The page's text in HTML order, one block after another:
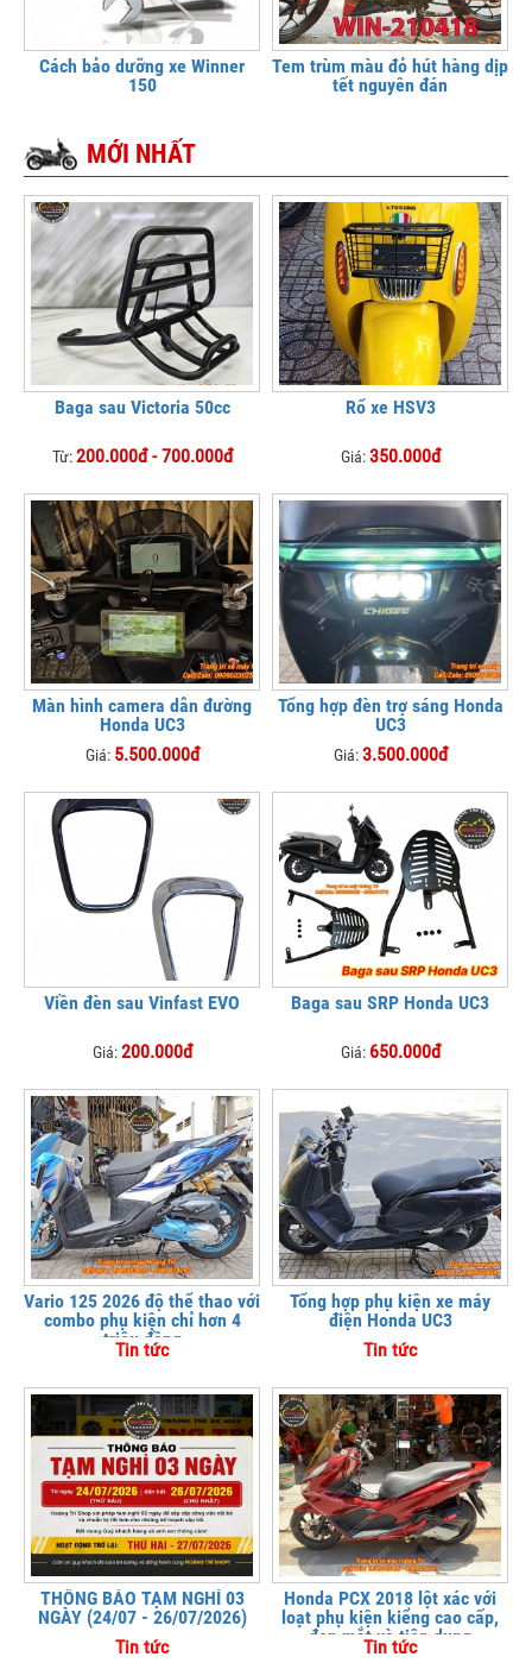
Cách bảo dưỡng xe Winner
150
Tem trùm màu đỏ hút hàng dịp
tết nguyên đán
MỚI NHẤT
Baga sau Victoria 50cc
Từ:200.000đ - 700.000đ
Rổ xe HSV3
Giá:350.000đ
Màn hình camera dẫn đường
Honda UC3
Giá: 5.500.000đ
Tổng hợp đèn trợ sáng Honda
UC3
Giá:3.500.000đ
Viền đèn sau Vinfast EVO
Giá:200.000đ
Baga sau SRP Honda UC3
Giá: 650.000đ
Vario 125 2026 độ thể thao với
combo phụ kiện chỉ hơn 4
triệu đồng
Tin tức
Tổng hợp phụ kiện xe máy
điện Honda UC3
Tin tức
THÔNG BÁO TẠM NGHỈ 03
NGÀY (24/07 - 26/07/2026)
Tin tức
Honda PCX 2018 lột xác với
loạt phụ kiện kiểng cao cấp,
đẹp mắt và tiện dụng
Tin tức